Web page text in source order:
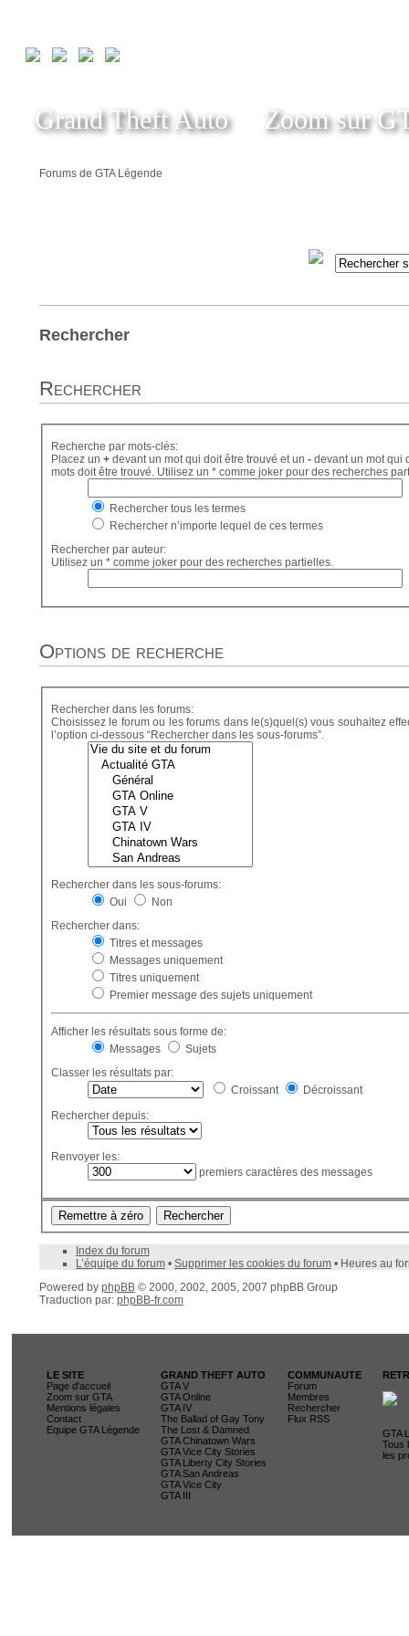
Grand Theft Auto Zoom sur
Forums de GTA Légende
Rechercher
Rechercher
Recherche par mots-clés:
Placez un +devant un mot qui doit être trouvé et un -devant un mot qui
mots doit être trouvé. Utilisez un * comme joker pour des recherches
Rechercher tous les termes
Rechercher n’importe lequel de ces termes
Rechercher par auteur:
Utilisez un * comme joker pour des recherches partielles.
Options de recherche
Rechercher dans les forums:
Choisissez le forum ou les forums dans le(s)quel(s) vous souhaitez
l’option ci-dessous “Rechercher dans les sous-forums”.
Rechercher dans les sous-forums:
Oui
Non
Rechercher dans:
Titres et messages
Messages uniquement
Titres uniquement
Premier message des sujets uniquement
Afficher les résultats sous forme de:
Messages
Sujets
Classer les résultats par:
Croissant
Décroissant
Rechercher depuis:
Renvoyer les:
premiers caractères des messages
Index du forum
L’équipe du forum• Supprimer les cookies du forum• Heures au
Powered by phpBB© 2000, 2002, 2005, 2007 phpBB Group
Traduction par: phpBB-fr.com
LE SITE
Page d'accueil
Zoom sur GTA
Mentions légales
Contact
Equipe GTA Légende
GRAND THEFT AUTO
GTA V
GTA Online
GTA IV
The Ballad of Gay Tony
The Lost & Damned
GTA Chinatown Wars
GTA Vice City Stories
GTA Liberty City Stories
GTA San Andreas
GTA Vice City
GTA III
COMMUNAUTE
Forum
Membres
Rechercher
Flux RSS
GTA
Tous
les